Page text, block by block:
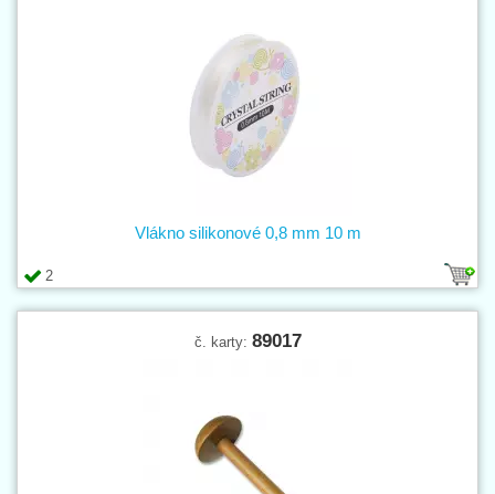
2
Vlákno silikonové 0,8 mm 10 m
č. karty: 89017